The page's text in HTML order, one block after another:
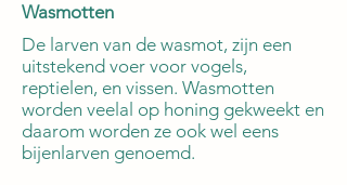
Wasmotten
De larven van de wasmot, zijn een
uitstekend voer voor vogels,
reptielen, en vissen. Wasmotten
worden veelal op honing gekweekt en
daarom worden ze ook wel eens
bijenlarven genoemd.